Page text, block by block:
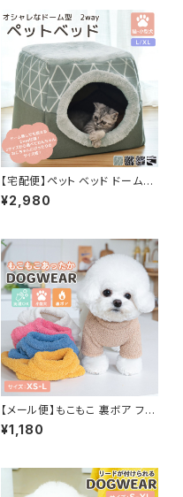
【宅配便】ペット ベッド ドーム型
ハウス 犬 猫 2way／pets023
¥2,980
【メール便】もこもこ 裏ボア フリ
ース ドッグウェア 犬 服 あった
かい ペット 秋冬／pets217
¥1,180